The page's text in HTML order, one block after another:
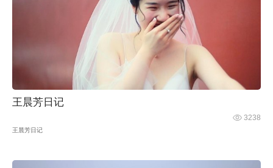
王晨芳日记
3238
王晨芳日记